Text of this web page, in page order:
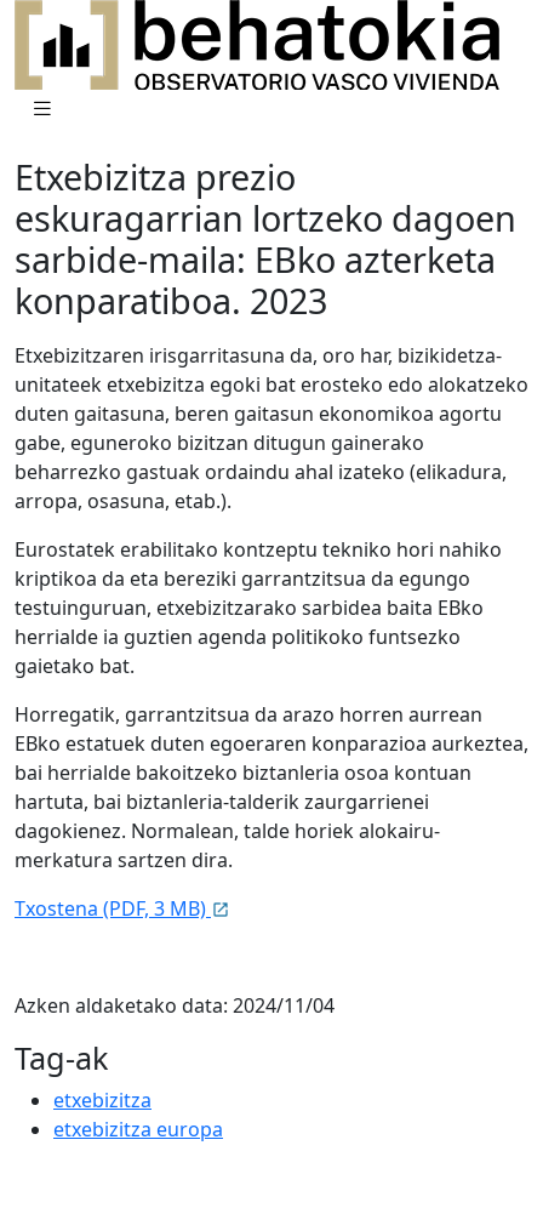
Etxebizitza prezio
eskuragarrian lortzeko dagoen
sarbide-maila: EBko azterketa
konparatiboa. 2023
Etxebizitzaren irisgarritasuna da, oro har, bizikidetza-
unitateek etxebizitza egoki bat erosteko edo alokatzeko
duten gaitasuna, beren gaitasun ekonomikoa agortu
gabe, eguneroko bizitzan ditugun gainerako
beharrezko gastuak ordaindu ahal izateko (elikadura,
arropa, osasuna, etab.).
Eurostatek erabilitako kontzeptu tekniko hori nahiko
kriptikoa da eta bereziki garrantzitsua da egungo
testuinguruan, etxebizitzarako sarbidea baita EBko
herrialde ia guztien agenda politikoko funtsezko
gaietako bat.
Horregatik, garrantzitsua da arazo horren aurrean
EBko estatuek duten egoeraren konparazioa aurkeztea,
bai herrialde bakoitzeko biztanleria osoa kontuan
hartuta, bai biztanleria-talderik zaurgarrienei
dagokienez. Normalean, talde horiek alokairu-
merkatura sartzen dira.
Txostena (PDF, 3 MB)
Azken aldaketako data: 2024/11/04
Tag-ak
etxebizitza
etxebizitza europa